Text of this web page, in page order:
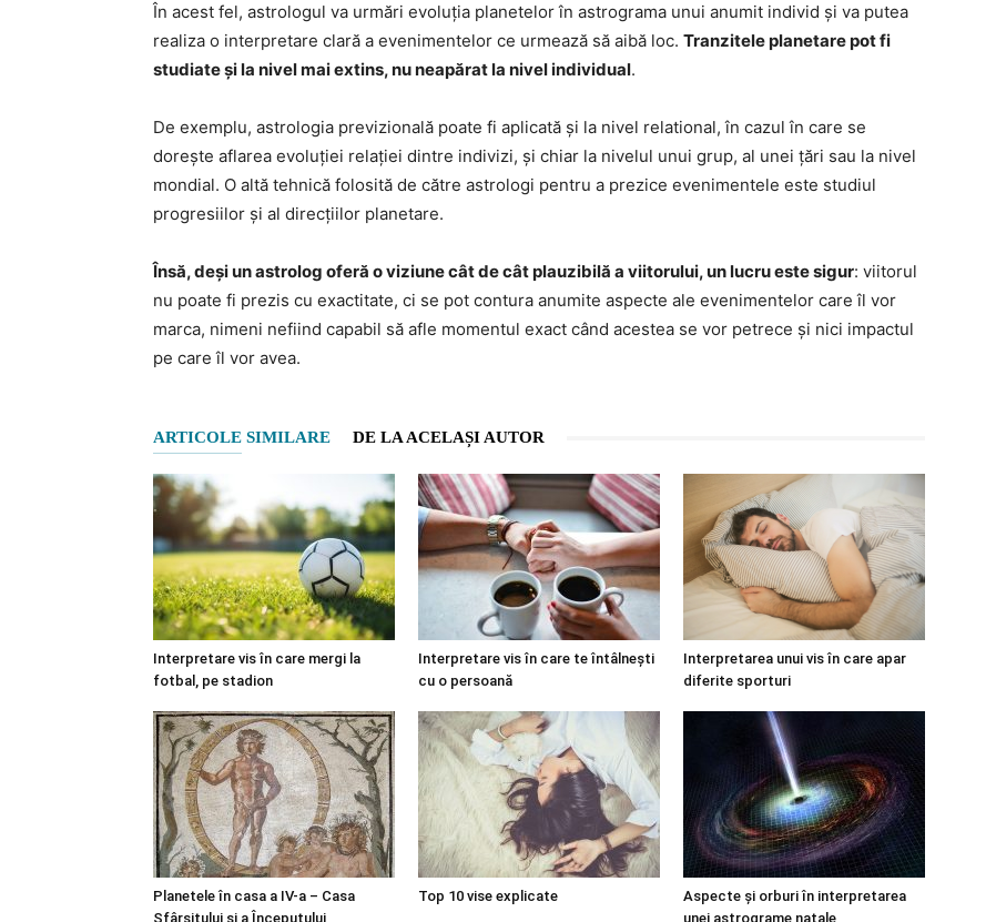
În acest fel, astrologul va urmări evoluția planetelor în astrograma unui anumit individ și va putea
realiza o interpretare clară a evenimentelor ce urmează să aibă loc. Tranzitele planetare pot fi
studiate și la nivel mai extins, nu neapărat la nivel individual.
De exemplu, astrologia previzională poate fi aplicată și la nivel relational, în cazul în care se
dorește aflarea evoluției relației dintre indivizi, și chiar la nivelul unui grup, al unei țări sau la nivel
mondial. O altă tehnică folosită de către astrologi pentru a prezice evenimentele este studiul
progresiilor și al direcțiilor planetare.
Însă, deși un astrolog oferă o viziune cât de cât plauzibilă a viitorului, un lucru este sigur: viitorul
nu poate fi prezis cu exactitate, ci se pot contura anumite aspecte ale evenimentelor care îl vor
marca, nimeni nefiind capabil să afle momentul exact când acestea se vor petrece și nici impactul
pe care îl vor avea.
ARTICOLE SIMILARE DE LA ACELAȘI AUTOR
Interpretare vis în care mergi la
fotbal, pe stadion
Interpretare vis în care te întâlnești
cu o persoană
Interpretarea unui vis în care apar
diferite sporturi
Planetele în casa a IV-a – Casa
Sfârșitului și a Începutului
Top 10 vise explicate
Aspecte și orburi în interpretarea
unei astrograme natale